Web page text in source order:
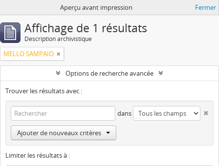
Aperçu avant impression Fermer
Affichage de 1 résultats
Description archivistique
MELLO SAMPAIO
Options de recherche avancée
Trouver les résultats avec :
dans
Ajouter de nouveaux critères
Limiter les résultats à :